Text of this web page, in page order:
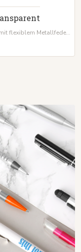
flexiblem Metallfeder-